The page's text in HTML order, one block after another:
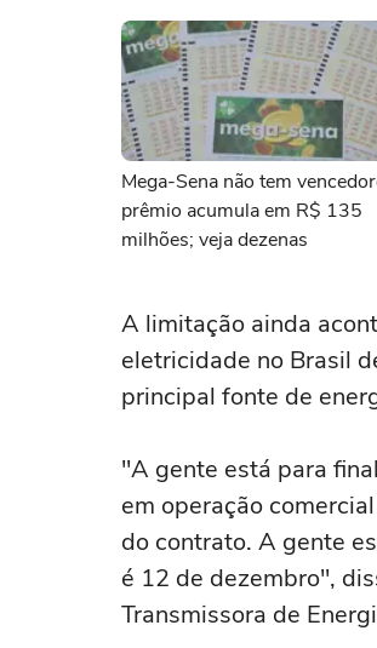
Mega-Sena não tem
prêmio acumula em R$ 135
milhões; veja dezenas
A limitação ainda
eletricidade no Brasil
principal fonte de
"A gente está para
em operação
do contrato. A gente
é 12 de dezembro",
Transmissora de